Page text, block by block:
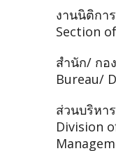
งานนิติกา
Section
สำนัก/ กอ
Bureau/
ส่วนบริหา
Division